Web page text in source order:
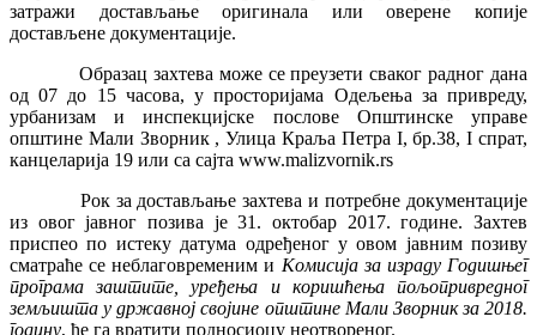
затражи достављање оригинала или оверене копије
достављене документације.
Образац захтева може се преузети сваког радног дана
од 07 до 15 часова, у просторијама Одељења за привреду,
урбанизам и инспекцијске послове Општинске управе
општине Мали Зворник , Улица Краља Петра I, бр.38, I спрат,
канцеларија 19 или са сајта www.malizvornik.rs
Рок за достављање захтева и потребне документације
из овог јавног позива је 31. октобар 2017. године. Захтев
приспео по истеку датума одређеног у овом јавним позиву
сматраће се неблаговременим и Комисија за израду Годишњег
програма заштите, уређења и коришћења пољопривредног
земљишта у државној својине општине Мали Зворник за 2018.
годину, ће га вратити подносиоцу неотвореног.